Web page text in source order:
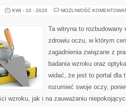
KWI - 10 - 2026 MOŻLIWOŚĆ
Ta witryna to rozbudowany
zdrowiu oczu, w którym
zagadnienia związane z
badania wzroku oraz
widać, że jest to portal dla
rozumieć swoje oczy,
wzroku, jak i na zauważaniu